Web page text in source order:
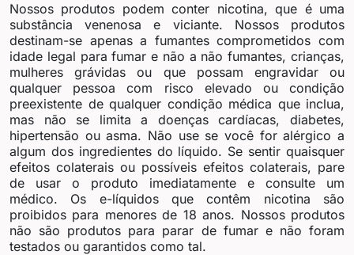
Nossos produtos podem conter nicotina, que é uma
substância venenosa e viciante. Nossos produtos
destinam-se apenas a fumantes comprometidos com
idade legal para fumar e não a não fumantes, crianças,
mulheres grávidas ou que possam engravidar ou
qualquer pessoa com risco elevado ou condição
preexistente de qualquer condição médica que inclua,
mas não se limita a doenças cardíacas, diabetes,
hipertensão ou asma. Não use se você for alérgico a
algum dos ingredientes do líquido. Se sentir quaisquer
efeitos colaterais ou possíveis efeitos colaterais, pare
de usar o produto imediatamente e consulte um
médico. Os e-líquidos que contêm nicotina são
proibidos para menores de 18 anos. Nossos produtos
não são produtos para parar de fumar e não foram
testados ou garantidos como tal.